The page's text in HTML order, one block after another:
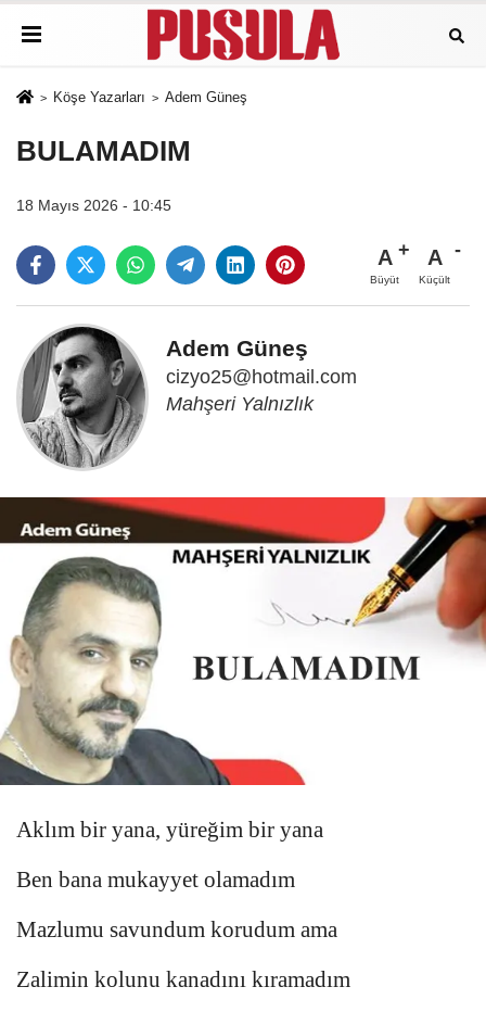
Köşe Yazarları Adem Güneş
BULAMADIM
18 Mayıs 2026 - 10:45
A
Büyüt
A
Küçült
Adem Güneş
cizyo25@hotmail.com
Mahşeri Yalnızlık
Aklım bir yana, yüreğim bir yana
Ben bana mukayyet olamadım
Mazlumu savundum korudum ama
Zalimin kolunu kanadını kıramadım